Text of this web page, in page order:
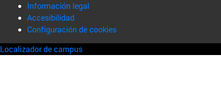
Información legal
Accesibilidad
Configuración de cookies
Localizador de campus